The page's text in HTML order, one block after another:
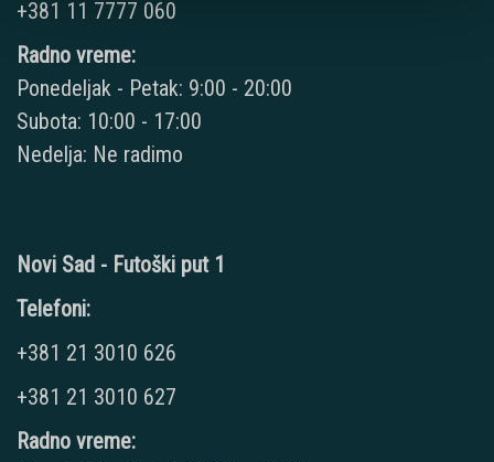
+381 11 7777 060
Radno vreme:
Ponedeljak - Petak: 9:00 - 20:00
Subota: 10:00 - 17:00
Nedelja: Ne radimo
Novi Sad - Futoški put 1
Telefoni:
+381 21 3010 626
+381 21 3010 627
Radno vreme: